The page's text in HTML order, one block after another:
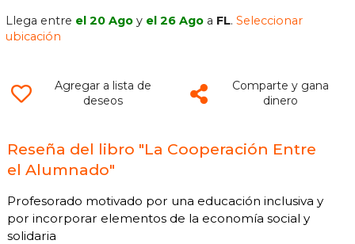
Llega entre el 20 Ago y el 26 Ago a FL.Seleccionar
ubicación
Agregar a lista de
deseos
Comparte y gana
dinero
Reseña del libro "La Cooperación Entre
el Alumnado"
Profesorado motivado por una educación inclusiva y
por incorporar elementos de la economía social y
solidaria